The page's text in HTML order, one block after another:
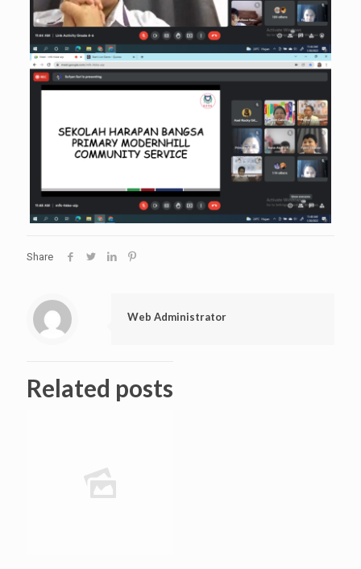
Share
Web Administrator
Related posts